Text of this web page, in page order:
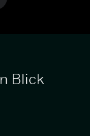
Blick